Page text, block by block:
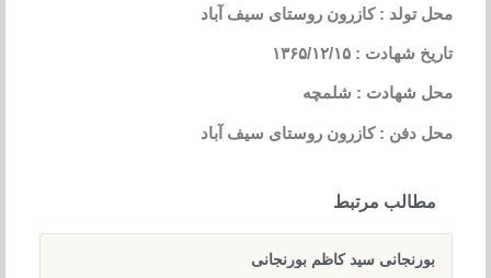
محل تولد : کازرون روستای سیف آباد
تاریخ شهادت : ۱۳۶۵/۱۲/۱۵
محل شهادت : شلمچه
محل دفن : کازرون روستای سیف آباد
مطالب مرتبط
بورنجانی سید کاظم بورنجانی